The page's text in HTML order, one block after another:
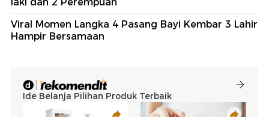
Viral Momen Langka 4 Pasang Bayi Kembar 3 Lahir
Hampir Bersamaan